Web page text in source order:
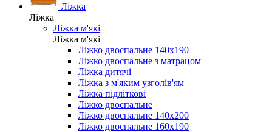
Ліжка
Ліжка
Ліжка м'які
Ліжка м'які
Ліжко двоспальне 140х190
Ліжко двоспальне з матрацом
Ліжка дитячі
Ліжка з м'яким узголів'ям
Ліжка підліткові
Ліжко двоспальне
Ліжко двоспальне 140х200
Ліжко двоспальне 160х190